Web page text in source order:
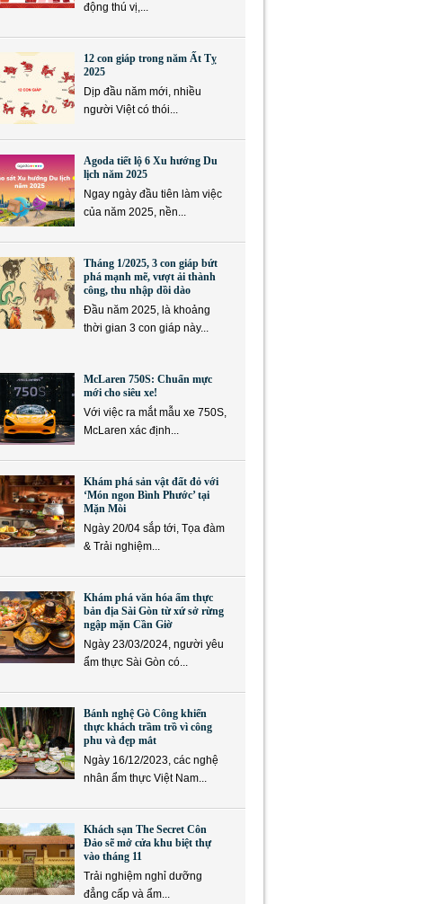
động thú vị,...
12 con giáp trong năm Ất Tỵ
2025
Dịp đầu năm mới, nhiều
người Việt có thói...
Agoda tiết lộ 6 Xu hướng Du
lịch năm 2025
Ngay ngày đầu tiên làm việc
của năm 2025, nền...
Tháng 1/2025, 3 con giáp bứt
phá mạnh mẽ, vượt ải thành
công, thu nhập dồi dào
Đầu năm 2025, là khoảng
thời gian 3 con giáp này...
McLaren 750S: Chuẩn mực
mới cho siêu xe!
Với việc ra mắt mẫu xe 750S,
McLaren xác định...
Khám phá sản vật đất đỏ với
‘Món ngon Bình Phước’ tại
Mặn Mòi
Ngày 20/04 sắp tới, Tọa đàm
& Trải nghiệm...
Khám phá văn hóa ẩm thực
bản địa Sài Gòn từ xứ sở rừng
ngập mặn Cần Giờ
Ngày 23/03/2024, người yêu
ẩm thực Sài Gòn có...
Bánh nghệ Gò Công khiến
thực khách trầm trồ vì công
phu và đẹp mắt
Ngày 16/12/2023, các nghệ
nhân ẩm thực Việt Nam...
Khách sạn The Secret Côn
Đảo sẽ mở cửa khu biệt thự
vào tháng 11
Trải nghiệm nghỉ dưỡng
đẳng cấp và ẩm...